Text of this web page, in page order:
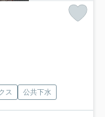
ス 公共下水